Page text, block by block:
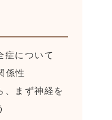
症について
係性
、まず神経を